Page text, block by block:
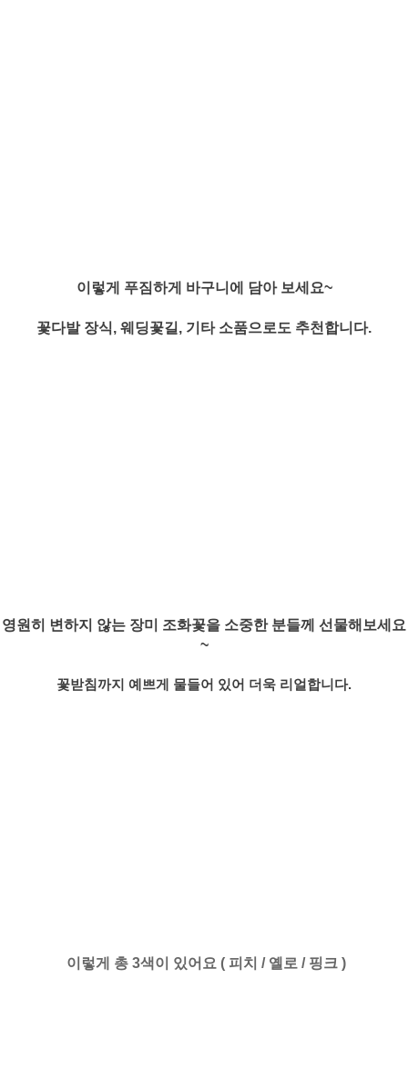
이렇게 푸짐하게 바구니에 담아 보세요~
꽃다발 장식, 웨딩꽃길, 기타 소품으로도 추천합니다.
영원히 변하지 않는 장미 조화꽃을 소중한 분들께 선물해보세요
~
꽃받침까지 예쁘게 물들어 있어 더욱 리얼합니다.
이렇게 총 3색이 있어요 ( 피치 / 옐로 / 핑크 )